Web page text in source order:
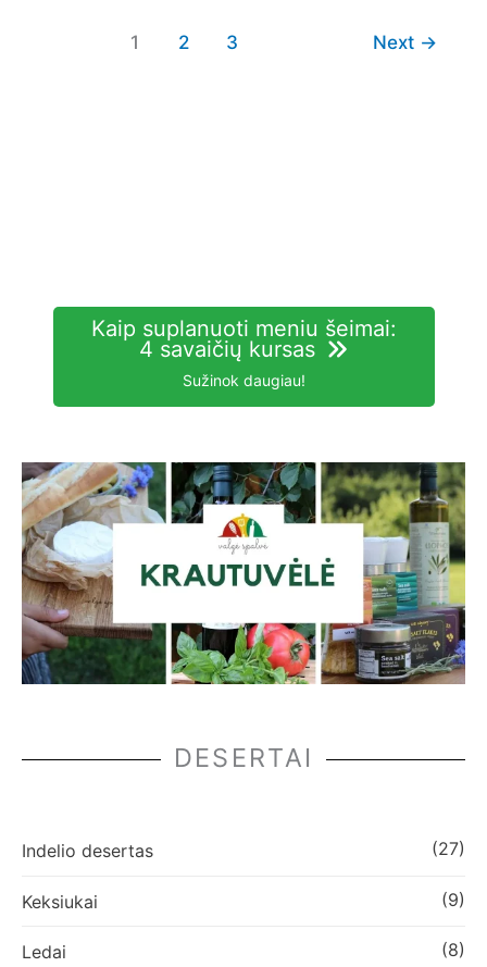
1 2 3 Next →
Kaip suplanuoti meniu šeimai:
4 savaičių kursas
Sužinok daugiau!
DESERTAI
Indelio desertas (27)
Keksiukai (9)
Ledai (8)